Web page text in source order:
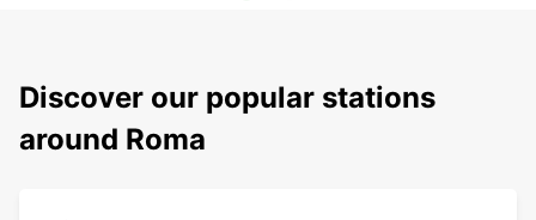
Discover our popular stations
around Roma